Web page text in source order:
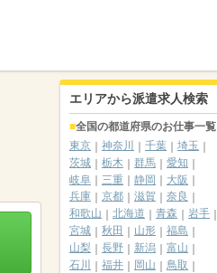
エリアから派遣求人検索
全国の都道府県のお仕事一覧
東京
神奈川 千葉
埼玉
茨城
栃木 群馬
愛知
岐阜
三重 静岡
大阪
兵庫
京都 滋賀
奈良
和歌山
北海道 青森
岩手
宮城
秋田 山形
福島
山梨
長野 新潟
富山
石川
福井 岡山
鳥取